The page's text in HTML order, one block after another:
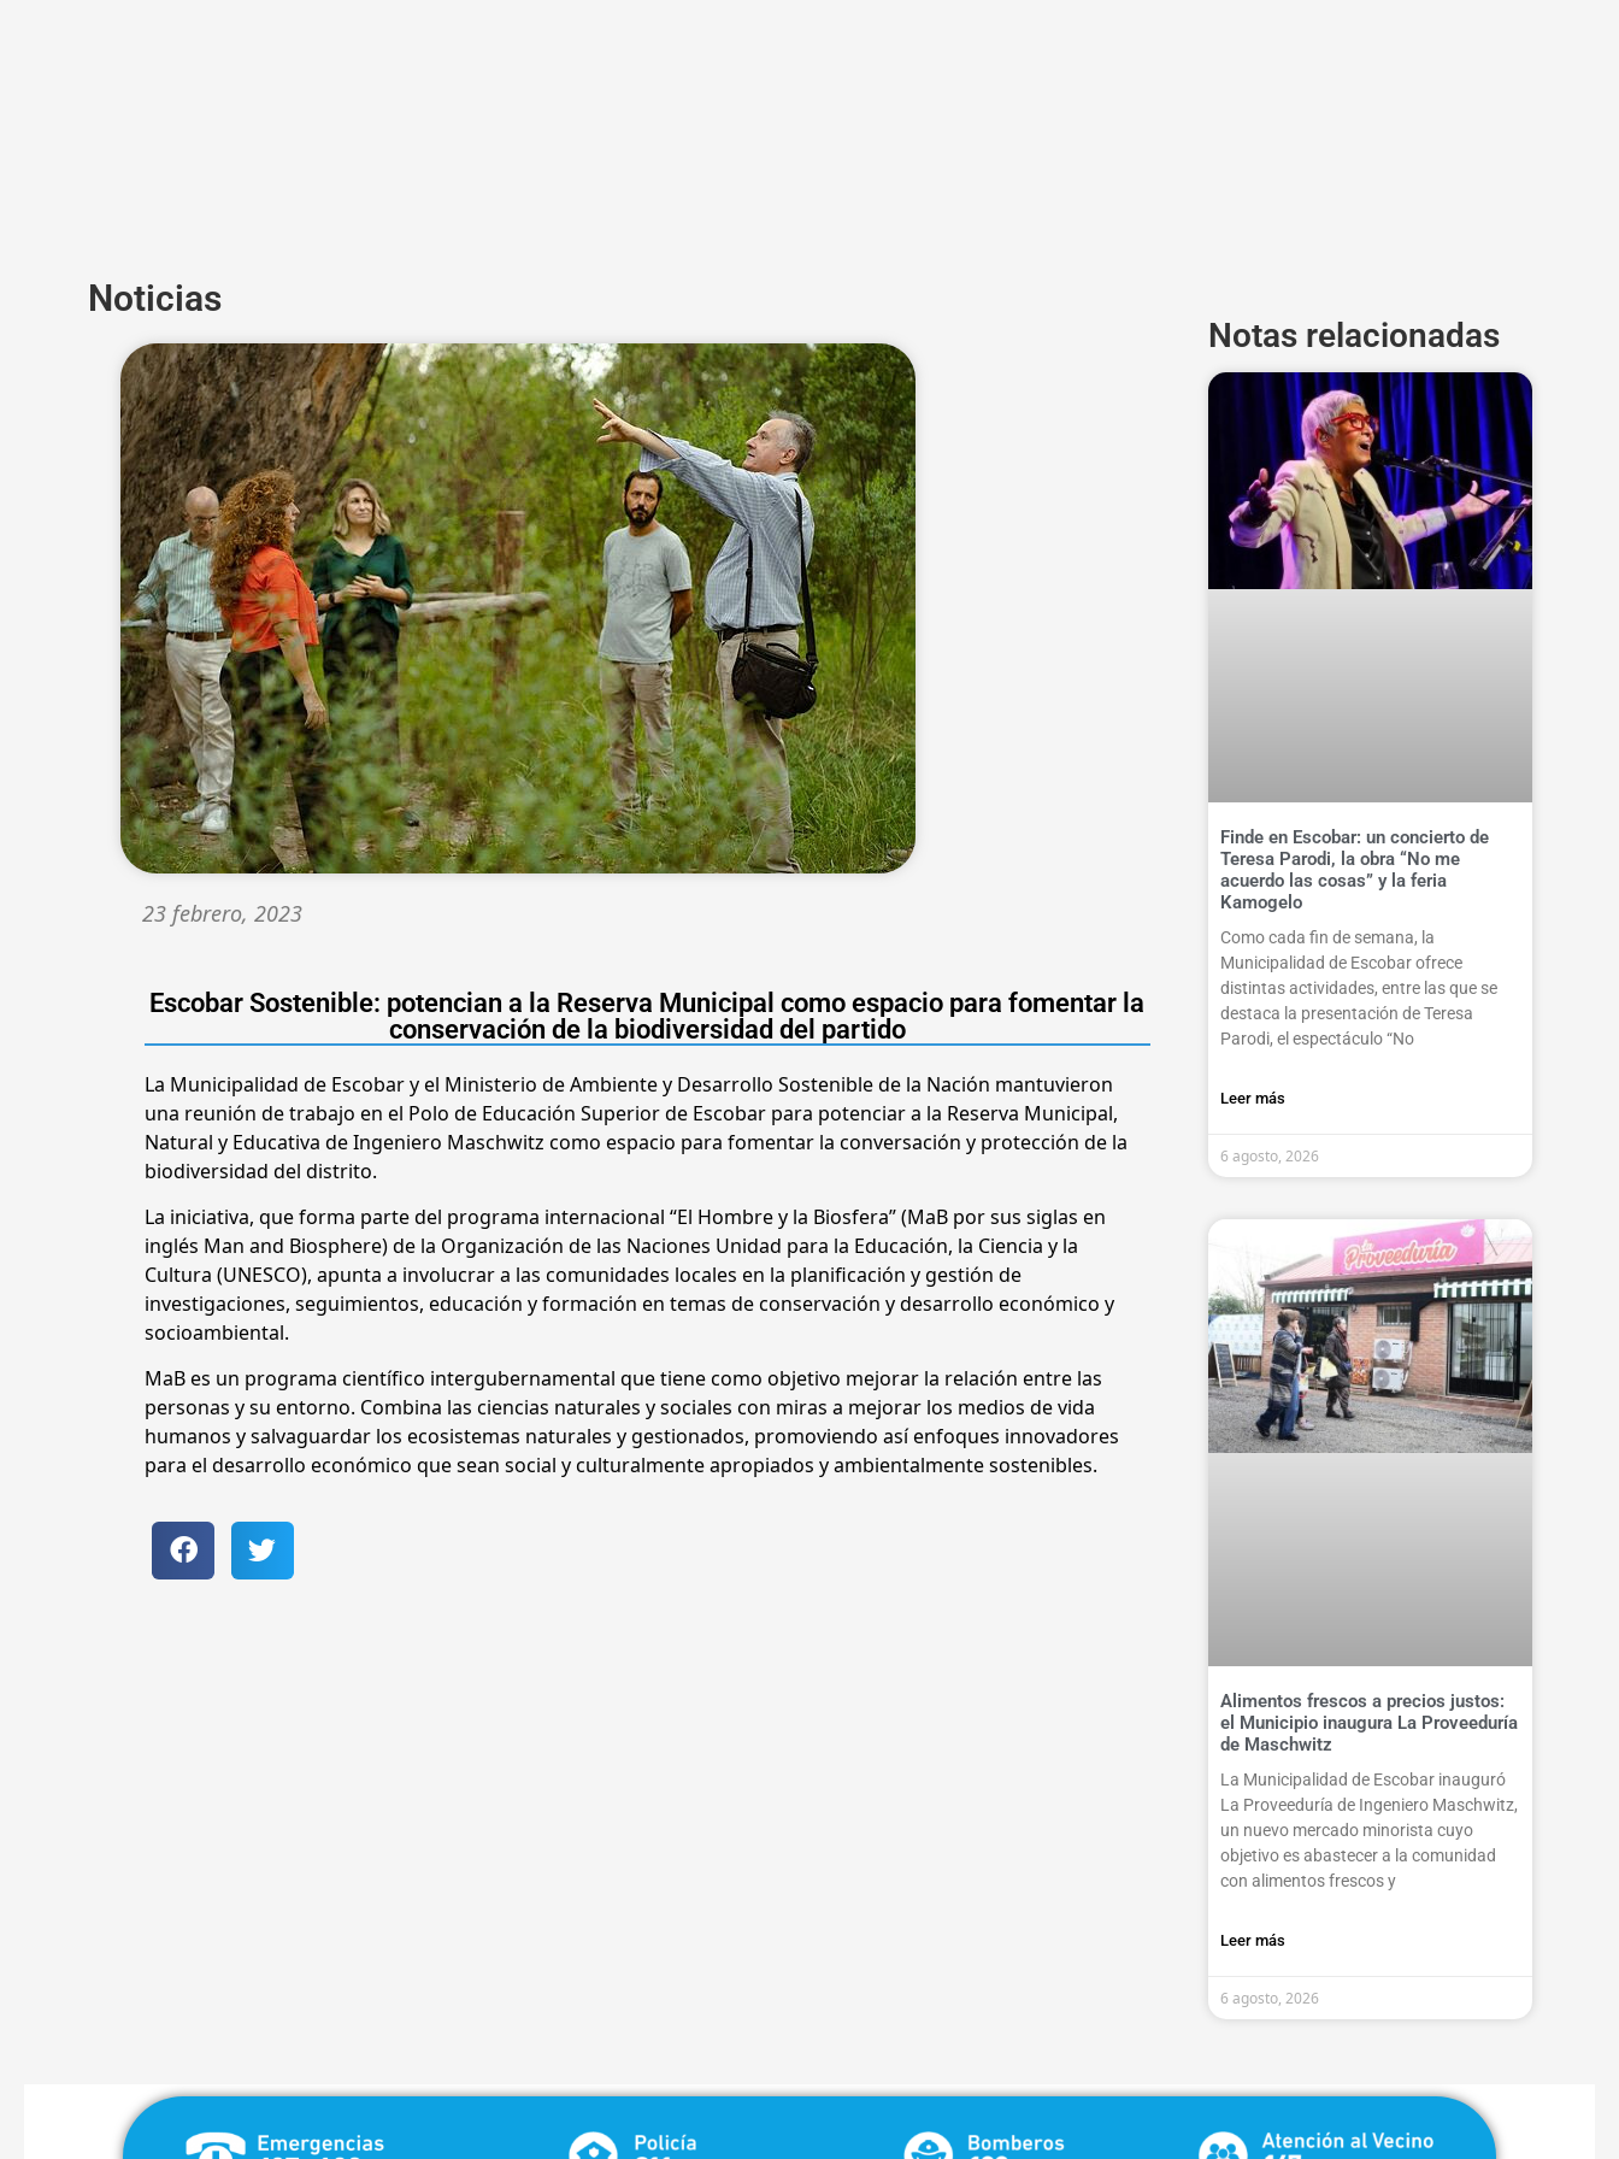
Noticias
23 febrero, 2023
Escobar Sostenible: potencian a la Reserva Municipal como espacio para fomentar la
conservación de la biodiversidad del partido
La Municipalidad de Escobar y el Ministerio de Ambiente y Desarrollo Sostenible de la Nación mantuvieron
una reunión de trabajo en el Polo de Educación Superior de Escobar para potenciar a la Reserva Municipal,
Natural y Educativa de Ingeniero Maschwitz como espacio para fomentar la conversación y protección de la
biodiversidad del distrito.
La iniciativa, que forma parte del programa internacional “El Hombre y la Biosfera” (MaB por sus siglas en
inglés Man and Biosphere) de la Organización de las Naciones Unidad para la Educación, la Ciencia y la
Cultura (UNESCO), apunta a involucrar a las comunidades locales en la planificación y gestión de
investigaciones, seguimientos, educación y formación en temas de conservación y desarrollo económico y
socioambiental.
MaB es un programa científico intergubernamental que tiene como objetivo mejorar la relación entre las
personas y su entorno. Combina las ciencias naturales y sociales con miras a mejorar los medios de vida
humanos y salvaguardar los ecosistemas naturales y gestionados, promoviendo así enfoques innovadores
para el desarrollo económico que sean social y culturalmente apropiados y ambientalmente sostenibles.
Notas relacionadas
Finde en Escobar: un concierto de
Teresa Parodi, la obra “No me
acuerdo las cosas” y la feria
Kamogelo
Como cada fin de semana, la
Municipalidad de Escobar ofrece
distintas actividades, entre las que se
destaca la presentación de Teresa
Parodi, el espectáculo “No
Leer más
6 agosto, 2026
Alimentos frescos a precios justos:
el Municipio inaugura La Proveeduría
de Maschwitz
La Municipalidad de Escobar inauguró
La Proveeduría de Ingeniero Maschwitz,
un nuevo mercado minorista cuyo
objetivo es abastecer a la comunidad
con alimentos frescos y
Leer más
6 agosto, 2026